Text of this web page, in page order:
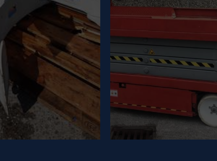
Découvrez les différents
types d'accessoires et
leurs avantages.
Découvrez les différents
types de plates-formes
d'accès et leurs
avantages.